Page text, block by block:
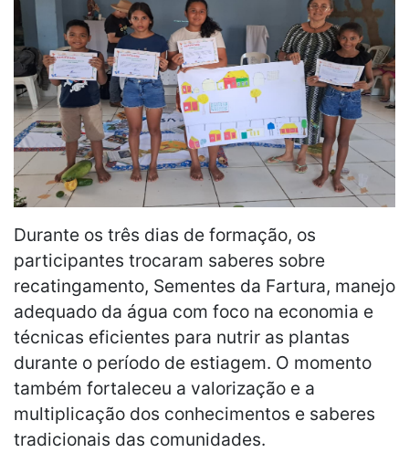
Durante os três dias de formação, os
participantes trocaram saberes sobre
recatingamento, Sementes da Fartura, manejo
adequado da água com foco na economia e
técnicas eficientes para nutrir as plantas
durante o período de estiagem. O momento
também fortaleceu a valorização e a
multiplicação dos conhecimentos e saberes
tradicionais das comunidades.